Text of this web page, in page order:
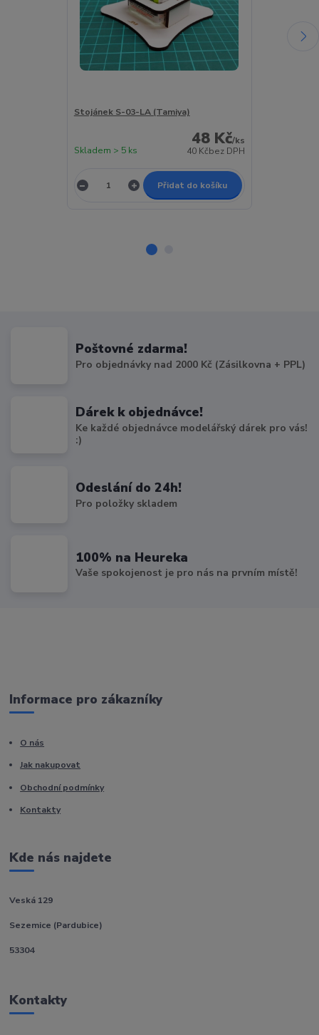
Stojánek S-03-LA (Tamiya)
48 Kč/ks
40 Kčbez DPH
Skladem > 5 ks
Přidat do košíku
Poštovné zdarma!
Pro objednávky nad 2000 Kč (Zásilkovna + PPL)
Dárek k objednávce!
Ke každé objednávce modelářský dárek pro vás!
:)
Odeslání do 24h!
Pro položky skladem
100% na Heureka
Vaše spokojenost je pro nás na prvním místě!
Informace pro zákazníky
O nás
Jak nakupovat
Obchodní podmínky
Kontakty
Kde nás najdete
Veská 129
Sezemice (Pardubice)
53304
Kontakty